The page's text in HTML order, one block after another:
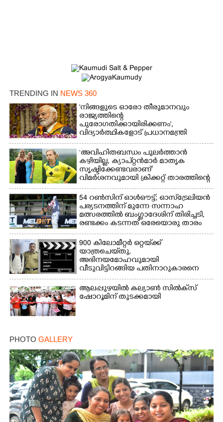
TRENDING IN NEWS 360
'നിങ്ങളുടെ ഓരോ തീരുമാനവും
രാജ്യത്തിന്റെ
പുരോഗതിക്കായിരിക്കണം',​
വിദ്യാർത്ഥികളോട് പ്രധാനമന്ത്രി
‘അവിഹിതബന്ധം പുലർത്താൻ
കഴിയില്ല,​ ക്യാപ്റ്റൻമാർ മാതൃക
സൃഷ്ടിക്കേണ്ടവരാണ്'
വിമർശനവുമായി ക്രിക്കറ്റ് താരത്തിന്റെ
ഭാര്യ
54 റൺസിന് ഓൾഔട്ട്; ഓസ്‌ട്രേലിയൻ
പര്യടനത്തിന് മുന്നേ സന്നാഹ
മത്സരത്തിൽ ബംഗ്ലാദേശിന് തിരിച്ചടി,
രണ്ടക്കം കടന്നത് ഒരേയൊരു താരം
900 കിലോമീറ്റർ ഒറ്റയ്‌ക്ക്
യാത്രചെ‌യ്‌തു,​
അഭിനയമോഹവുമായി
വീടുവിട്ടിറങ്ങിയ പതിനാറുകാരനെ
കണ്ടെത്തിയത് ഫിലിം സിറ്റിയിൽ
ആലപ്പുഴയിൽ കല്യാൺ സിൽക്‌സ്
ഷോറൂമിന് തുടക്കമായി
PHOTO GALLERY
×
Share this link
Copy Link